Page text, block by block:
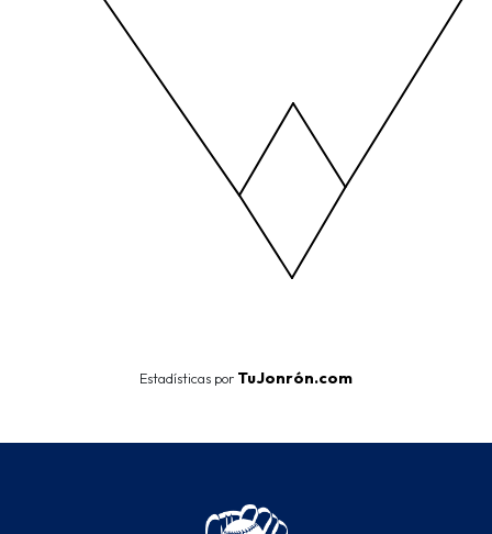
Estadísticas por TuJonrón.com